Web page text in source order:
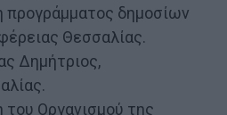
δημοσίων
Θεσσαλίας.
Δημήτριος,
Οργανισμού της